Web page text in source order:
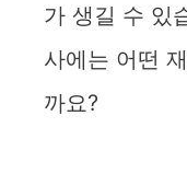
가 생길 수 있
사에는 어떤
까요?